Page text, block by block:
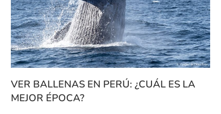
VER BALLENAS EN PERÚ: ¿CUÁL ES LA
MEJOR ÉPOCA?